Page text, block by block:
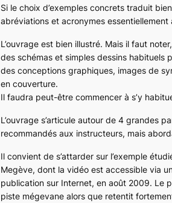
Si le choix d’exemples concrets traduit
abréviations et acronymes
L’ouvrage est bien illustré. Mais il faut
des schémas et simples dessins habituels
des conceptions graphiques, images de
en couverture.
Il faudra peut-être commencer à s’y
L’ouvrage s’articule autour de 4 grandes
recommandés aux instructeurs, mais
Il convient de s’attarder sur l’exemple
Megève, dont la vidéo est accessible via
publication sur Internet, en août 2009. Le
piste mégevane alors que retentit